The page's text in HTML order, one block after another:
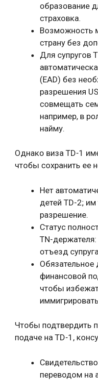
образование
страховка.
Возможность
страну без
Для супругов
(EAD) без
разрешения
совмещать
например, в
найму.
Однако виза TD-1
чтобы сохранить ее
Нет
детей TD-2;
разрешение.
Статус
TN-
отъезд
Обязательное
финансовой
чтобы
Чтобы подтвердить
подаче на TD-1,
переводом на